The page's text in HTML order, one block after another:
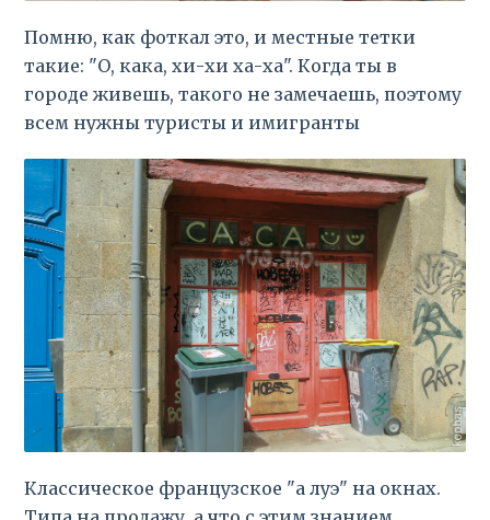
Помню, как фоткал это, и местные тетки
такие: "О, кака, хи-хи ха-ха". Когда ты в
городе живешь, такого не замечаешь, поэтому
всем нужны туристы и имигранты
Классическое французское "а луэ" на окнах.